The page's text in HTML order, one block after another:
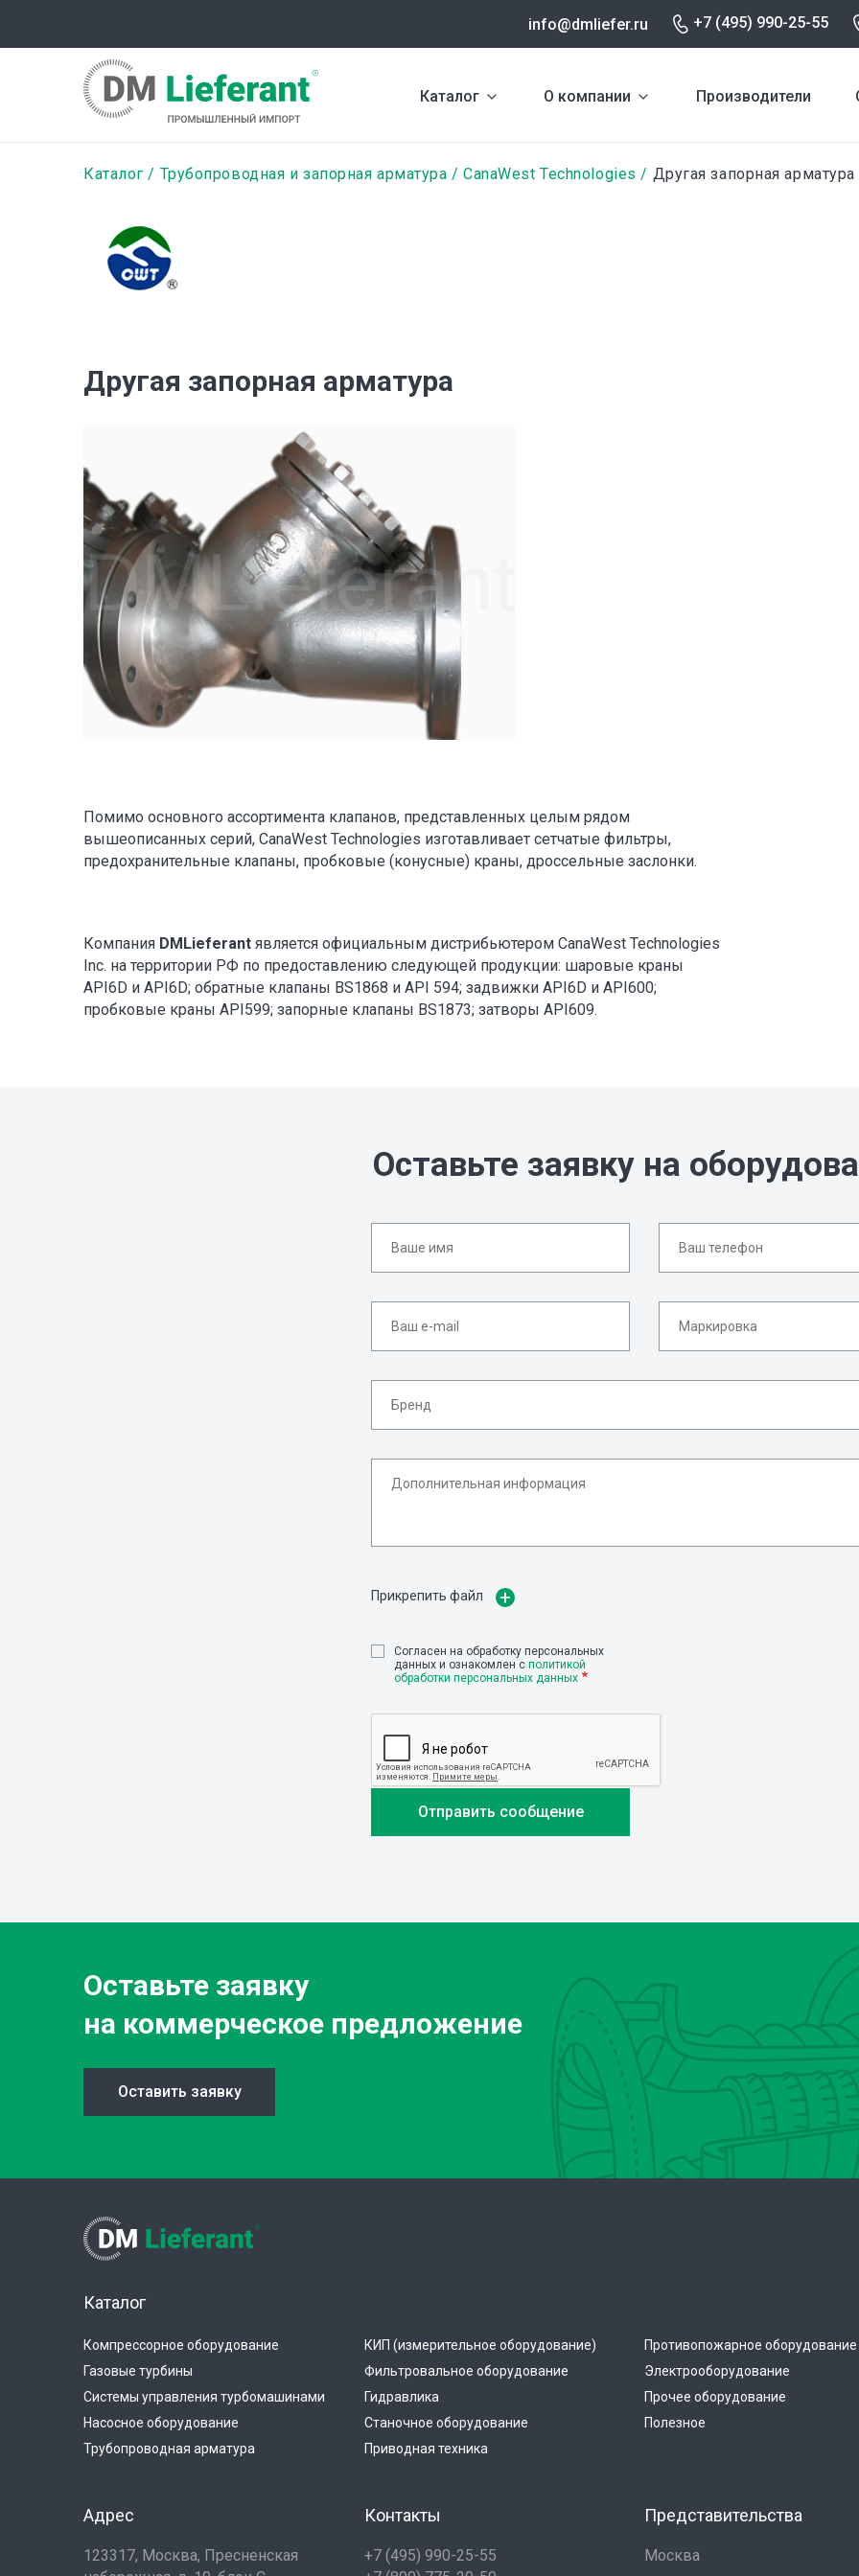
содержанию
info@dmliefer.ru +7 (495) 990-25-55
Каталог О компании Производители
Строка
навигации
Каталог Трубопроводная и запорная арматура CanaWest Technologies Другая запорная арматура
Другая запорная арматура
Помимо основного ассортимента клапанов, представленных целым рядом
вышеописанных серий, CanaWest Technologies изготавливает сетчатые фильтры,
предохранительные клапаны, пробковые (конусные) краны, дроссельные заслонки.
Компания DMLieferant является официальным дистрибьютером CanaWest Technologies
Inc. на территории РФ по предоставлению следующей продукции: шаровые краны
API6D и API6D; обратные клапаны BS1868 и API 594; задвижки API6D и API600;
пробковые краны API599; запорные клапаны BS1873; затворы API609.
Оставьте заявку на
Прикрепить файл
Cогласен на обработку персональных
данных и ознакомлен с политикой
обработки персональных данных
Оставьте заявку
на коммерческое предложение
Оставить заявку
Каталог
Компрессорное оборудование
Газовые турбины
Системы управления турбомашинами
Насосное оборудование
Трубопроводная арматура
КИП (измерительное оборудование)
Фильтровальное оборудование
Гидравлика
Станочное оборудование
Приводная техника
Противопожарное оборудование
Электрооборудование
Прочее оборудование
Полезное
Адрес
123317, Москва, Пресненская
Контакты
+7 (495) 990-25-55
Представительства
Москва